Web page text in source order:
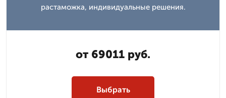
растаможка, индивидуальные решения.
от 69011 руб.
Выбрать